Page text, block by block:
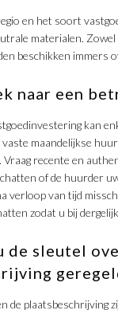
en het soort
materialen.
beschikken
naar een
kan
maandelijkse
Vraag recente en
of de huurder
verloop van tijd
zodat u bij
de sleutel
de plaatsbeschrijving